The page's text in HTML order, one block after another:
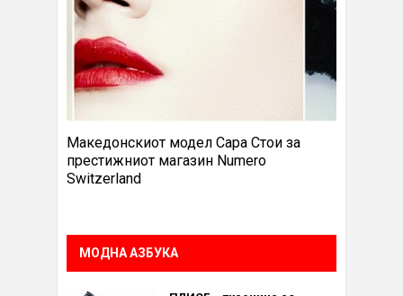
Македонскиот модел Сара Стои за
престижниот магазин Numero
Switzerland
МОДНА АЗБУКА